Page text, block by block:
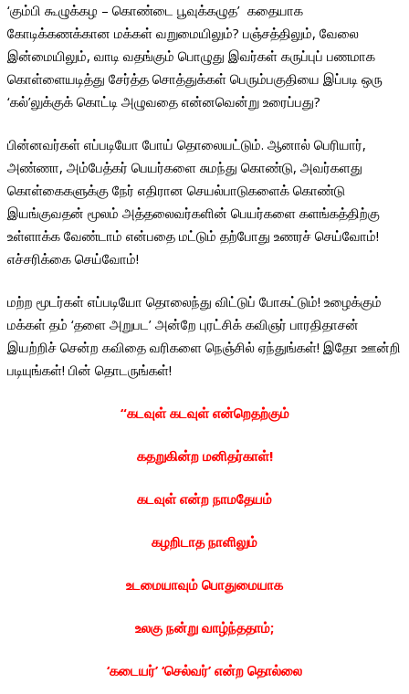
‘கும்பி கூழுக்கழ – கொண்டை பூவுக்கழுத’ கதையாக
கோடிக்கணக்கான மக்கள் வறுமையிலும்? பஞ்சத்திலும், வேலை
இன்மையிலும், வாடி வதங்கும் பொழுது இவர்கள் கருப்புப் பணமாக
கொள்ளையடித்து சேர்த்த சொத்துக்கள் பெரும்பகுதியை இப்படி ஒரு
‘கல்’லுக்குக் கொட்டி அழுவதை என்னவென்று உரைப்பது?
பின்னவர்கள் எப்படியோ போய் தொலையட்டும். ஆனால் பெரியார்,
அண்ணா, அம்பேத்கர் பெயர்களை சுமந்து கொண்டு, அவர்களது
கொள்கைகளுக்கு நேர் எதிரான செயல்பாடுகளைக் கொண்டு
இயங்குவதன் மூலம் அத்தலைவர்களின் பெயர்களை களங்கத்திற்கு
உள்ளாக்க வேண்டாம் என்பதை மட்டும் தற்போது உணரச் செய்வோம்!
எச்சரிக்கை செய்வோம்!
மற்ற மூடர்கள் எப்படியோ தொலைந்து விட்டுப் போகட்டும்! உழைக்கும்
மக்கள் தம் ‘தளை அறுபட’ அன்றே புரட்சிக் கவிஞர் பாரதிதாசன்
இயற்றிச் சென்ற கவிதை வரிகளை நெஞ்சில் ஏந்துங்கள்! இதோ ஊன்றி
படியுங்கள்! பின் தொடருங்கள்!
“கடவுள் கடவுள் என்றெதற்கும்
கதறுகின்ற மனிதர்காள்!
கடவுள் என்ற நாமதேயம்
கழறிடாத நாளிலும்
உடமையாவும் பொதுமையாக
உலகு நன்று வாழ்ந்ததாம்;
‘கடையர்’ ‘செல்வர்’ என்ற தொல்லை